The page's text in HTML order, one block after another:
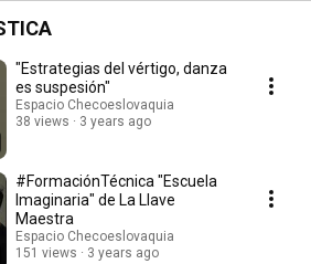
"Estrategias del vértigo, danza
es suspesión"
Espacio Checoeslovaquia
38 views
3 years ago
#FormaciónTécnica "Escuela
Imaginaria" de La Llave
Maestra
Espacio Checoeslovaquia
151 views
3 years ago